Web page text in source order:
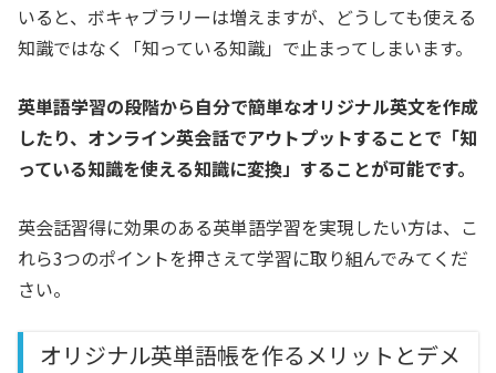
いると、ボキャブラリーは増えますが、どうしても使える
知識ではなく「知っている知識」で止まってしまいます。
英単語学習の段階から自分で簡単なオリジナル英文を作成
したり、オンライン英会話でアウトプットすることで「知
っている知識を使える知識に変換」することが可能です。
英会話習得に効果のある英単語学習を実現したい方は、こ
れら3つのポイントを押さえて学習に取り組んでみてくだ
さい。
オリジナル英単語帳を作るメリットとデメ